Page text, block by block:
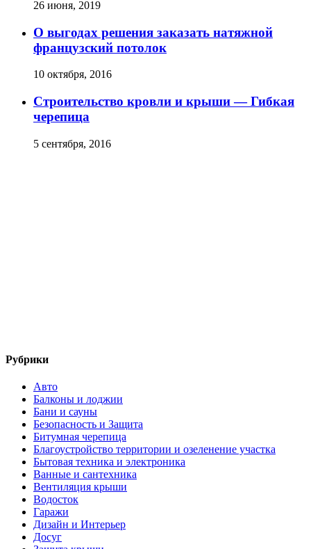
26 июня, 2019
О выгодах решения заказать натяжной
французский потолок
10 октября, 2016
Строительство кровли и крыши — Гибкая
черепица
5 сентября, 2016
Рубрики
Авто
Балконы и лоджии
Бани и сауны
Безопасность и Защита
Битумная черепица
Благоустройство территории и озеленение участка
Бытовая техника и электроника
Ванные и сантехника
Вентиляция крыши
Водосток
Гаражи
Дизайн и Интерьер
Досуг